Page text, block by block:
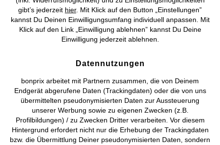
Deutsch Français
gibt’s jederzeit hier. Mit Klick auf den Button „Einstellungen”
kannst Du Deinen Einwilligungsumfang individuell anpassen. Mit
Klick auf den Link „Einwilligung ablehnen” kannst Du Deine
Einwilligung jederzeit ablehnen.
Datennutzungen
bonprix arbeitet mit Partnern zusammen, die von Deinem
Endgerät abgerufene Daten (Trackingdaten) oder die von uns
übermittelten pseudonymisierten Daten zur Aussteuerung
unserer Werbung sowie zu eigenen Zwecken (z.B.
Profilbildungen) / zu Zwecken Dritter verarbeiten. Vor diesem
Hintergrund erfordert nicht nur die Erhebung der Trackingdaten
bzw. die Übermittlung Deiner pseudonymisierten Daten, sondern